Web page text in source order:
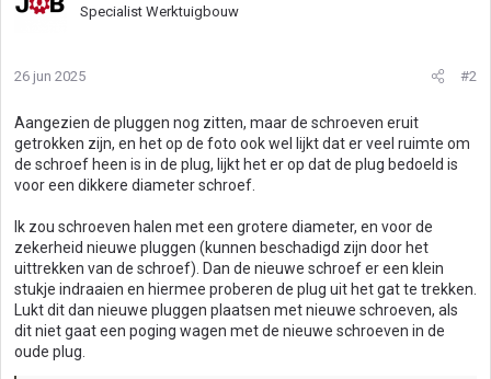
Specialist Werktuigbouw
26 jun 2025 #2
Aangezien de pluggen nog zitten, maar de schroeven eruit
getrokken zijn, en het op de foto ook wel lijkt dat er veel ruimte om
de schroef heen is in de plug, lijkt het er op dat de plug bedoeld is
voor een dikkere diameter schroef.
Ik zou schroeven halen met een grotere diameter, en voor de
zekerheid nieuwe pluggen (kunnen beschadigd zijn door het
uittrekken van de schroef). Dan de nieuwe schroef er een klein
stukje indraaien en hiermee proberen de plug uit het gat te trekken.
Lukt dit dan nieuwe pluggen plaatsen met nieuwe schroeven, als
dit niet gaat een poging wagen met de nieuwe schroeven in de
oude plug.